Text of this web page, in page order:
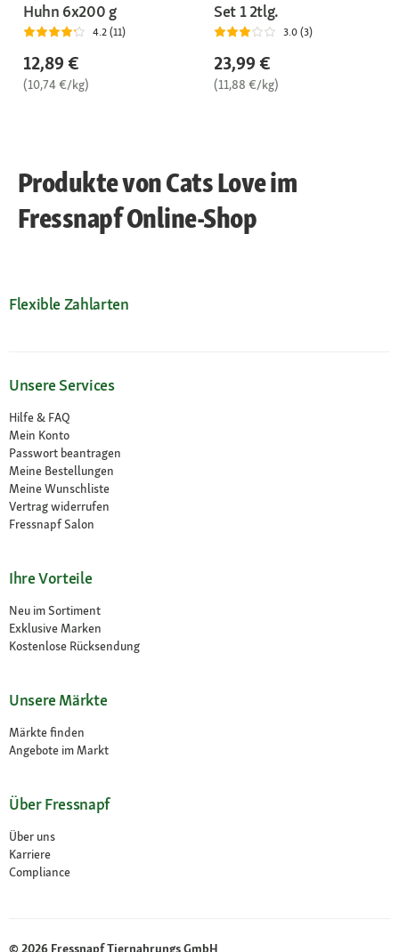
Huhn 6x200 g
4.2 (11)
12,89 €
(10,74 €/kg)
Set 1 2tlg.
3.0 (3)
23,99 €
(11,88 €/kg)
Produkte von Cats Love im
Fressnapf Online-Shop
Flexible Zahlarten
Unsere Services
Hilfe & FAQ
Mein Konto
Passwort beantragen
Meine Bestellungen
Meine Wunschliste
Vertrag widerrufen
Fressnapf Salon
Ihre Vorteile
Neu im Sortiment
Exklusive Marken
Kostenlose Rücksendung
Unsere Märkte
Märkte finden
Angebote im Markt
Über Fressnapf
Über uns
Karriere
Compliance
© 2026 Fressnapf Tiernahrungs GmbH